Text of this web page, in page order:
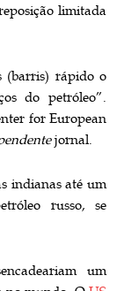
limitada
(barris) rápido o
do petróleo”.
for European
jornal.
indianas até um
russo, se
um